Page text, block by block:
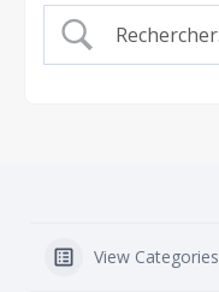
View Categories